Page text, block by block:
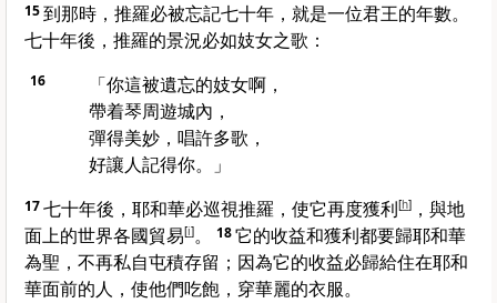
15到那時， 推羅必被忘記七十年，就是一位君王的年數。
七十年後， 推羅的景況必如妓女之歌：
16
「你這被遺忘的妓女啊，
帶着琴周遊城內，
彈得美妙，唱許多歌，
好讓人記得你。」
17七十年後，耶和華必巡視推羅 ，使它再度獲利[h] ，與地
面上的世界各國貿易[i]。 18它的收益和獲利都要歸耶和華
為聖，不再私自屯積存留；因為它的收益必歸給住在耶和
華面前的人，使他們吃飽，穿華麗的衣服。